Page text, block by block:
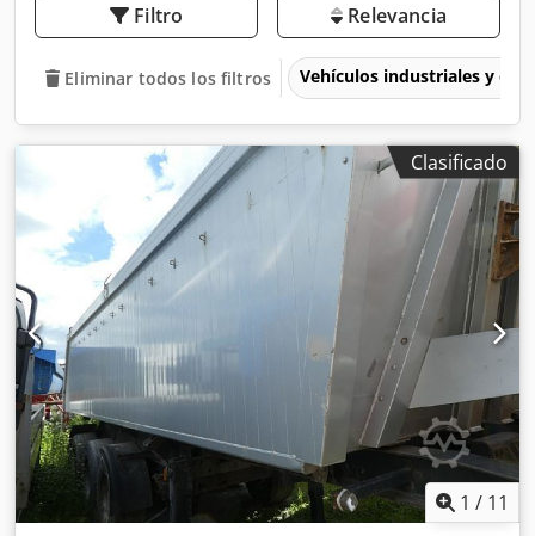
Filtro Relevancia
Eliminar todos los filtros Vehículos industriales y
Clasificado
1 / 11